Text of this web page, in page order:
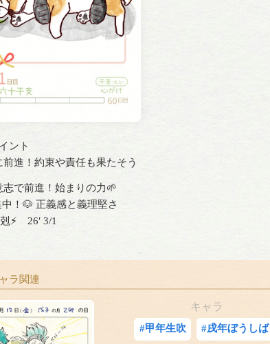
ント
進！約束や責任も果たそう
志で前進！始まりの力🌱
！🐶 正義感と義理堅さ
⚡️ 26′ 3/1
ラ関連
キャラ
#甲年生吹 #戌年ぼうしば